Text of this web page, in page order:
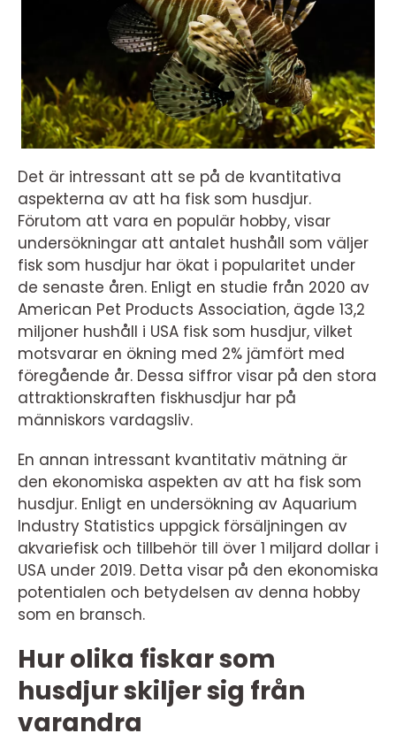
Det är intressant att se på de kvantitativa
aspekterna av att ha fisk som husdjur.
Förutom att vara en populär hobby, visar
undersökningar att antalet hushåll som väljer
fisk som husdjur har ökat i popularitet under
de senaste åren. Enligt en studie från 2020 av
American Pet Products Association, ägde 13,2
miljoner hushåll i USA fisk som husdjur, vilket
motsvarar en ökning med 2% jämfört med
föregående år. Dessa siffror visar på den stora
attraktionskraften fiskhusdjur har på
människors vardagsliv.
En annan intressant kvantitativ mätning är
den ekonomiska aspekten av att ha fisk som
husdjur. Enligt en undersökning av Aquarium
Industry Statistics uppgick försäljningen av
akvariefisk och tillbehör till över 1 miljard dollar i
USA under 2019. Detta visar på den ekonomiska
potentialen och betydelsen av denna hobby
som en bransch.
Hur olika fiskar som
husdjur skiljer sig från
varandra